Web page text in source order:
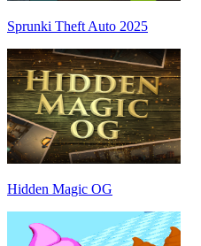
Sprunki Theft Auto 2025
Hidden Magic OG